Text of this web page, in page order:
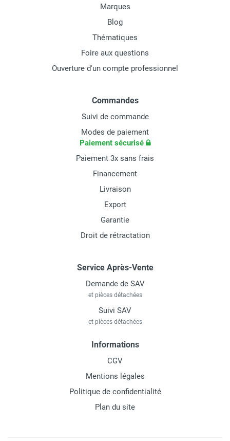
Marques
Blog
Thématiques
Foire aux questions
Ouverture d'un compte professionnel
Commandes
Suivi de commande
Modes de paiement
Paiement sécurisé
Paiement 3x sans frais
Financement
Livraison
Export
Garantie
Droit de rétractation
Service Après-Vente
Demande de SAV
et pièces détachées
Suivi SAV
et pièces détachées
Informations
CGV
Mentions légales
Politique de confidentialité
Plan du site